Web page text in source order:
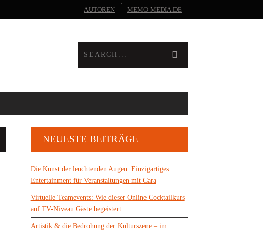
AUTOREN MEMO-MEDIA.DE
NEUESTE BEITRÄGE
Die Kunst der leuchtenden Augen: Einzigartiges
Entertainment für Veranstaltungen mit Cara
Virtuelle Teamevents: Wie dieser Online Cocktailkurs
auf TV-Niveau Gäste begeistert
Artistik & die Bedrohung der Kulturszene – im